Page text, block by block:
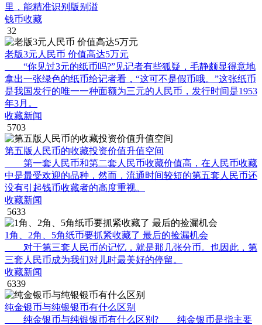
里，能精准识别版别溢
钱币收藏
32
老版3元人民币 价值高达5万元
“你见过3元的纸币吗?”见记者有些狐疑，毛静颇显得意地
拿出一张绿色的纸币给记者看，“这可不是假币哦。”这张纸币
是我国发行的唯一一种面额为三元的人民币，发行时间是1953
年3月。
收藏新闻
5703
第五版人民币的收藏投资价值升值空间
第一套人民币和第二套人民币收藏价值高，在人民币收藏
中是最受欢迎的品种，然而，流通时间较短的第五套人民币还
没有引起钱币收藏者的高度重视。
收藏新闻
5633
1角、2角、5角纸币要抓紧收藏了 最后的捡漏机会
对于第三套人民币的记忆，就是那几张分币。也因此，第
三套人民币成为我们对儿时最美好的停留。
收藏新闻
6339
纯金银币与纯银银币有什么区别
纯金银币与纯银银币有什么区别? 纯金银币是指主要